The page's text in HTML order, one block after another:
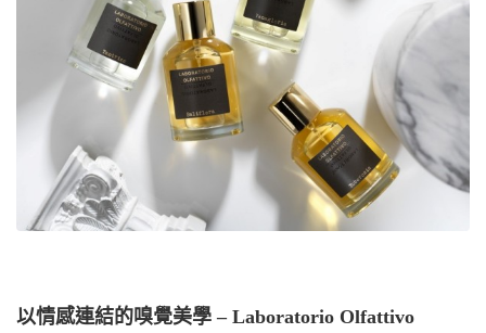
以情感連結的嗅覺美學 – Laboratorio Olfattivo